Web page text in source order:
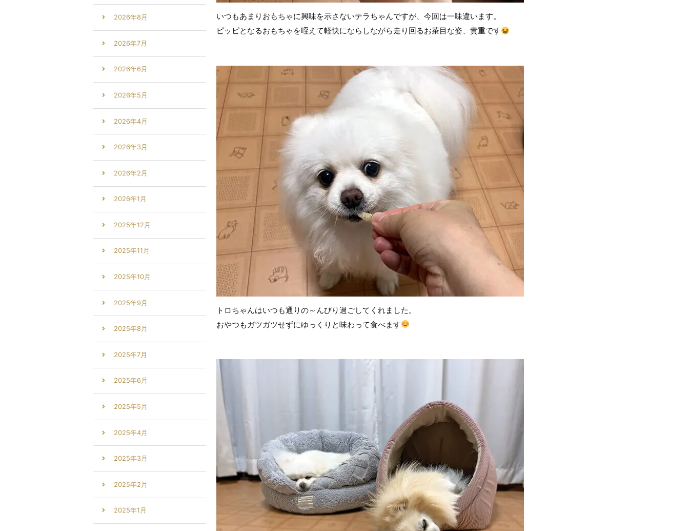
いつもあまりおもちゃに興味を示さないテラちゃんですが、今回は一味違います。
ピッピとなるおもちゃを咥えて軽快にならしながら走り回るお茶目な姿、貴重です
トロちゃんはいつも通りの～んびり過ごしてくれました。
おやつもガツガツせずにゆっくりと味わって食べます
2026年8月
2026年7月
2026年6月
2026年5月
2026年4月
2026年3月
2026年2月
2026年1月
2025年12月
2025年11月
2025年10月
2025年9月
2025年8月
2025年7月
2025年6月
2025年5月
2025年4月
2025年3月
2025年2月
2025年1月